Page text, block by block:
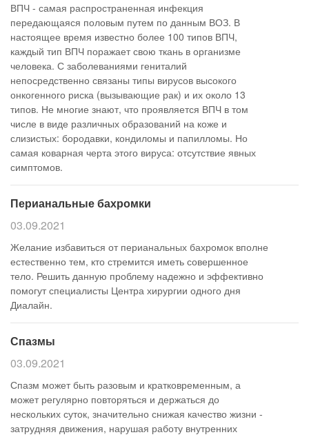
ВПЧ - самая распространенная инфекция
передающаяся половым путем по данным ВОЗ. В
настоящее время известно более 100 типов ВПЧ,
каждый тип ВПЧ поражает свою ткань в организме
человека. С заболеваниями гениталий
непосредственно связаны типы вирусов высокого
онкогенного риска (вызывающие рак) и их около 13
типов. Не многие знают, что проявляется ВПЧ в том
числе в виде различных образований на коже и
слизистых: бородавки, кондиломы и папилломы. Но
самая коварная черта этого вируса: отсутствие явных
симптомов.
Перианальные бахромки
03.09.2021
Желание избавиться от перианальных бахромок вполне
естественно тем, кто стремится иметь совершенное
тело. Решить данную проблему надежно и эффективно
помогут специалисты Центра хирургии одного дня
Диалайн.
Спазмы
03.09.2021
Спазм может быть разовым и кратковременным, а
может регулярно повторяться и держаться до
нескольких суток, значительно снижая качество жизни -
затрудняя движения, нарушая работу внутренних